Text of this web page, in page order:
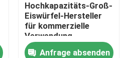
Hochkapazitäts-Groß-
Eiswürfel-Hersteller
für kommerzielle
Verwendung
Anfrage absenden